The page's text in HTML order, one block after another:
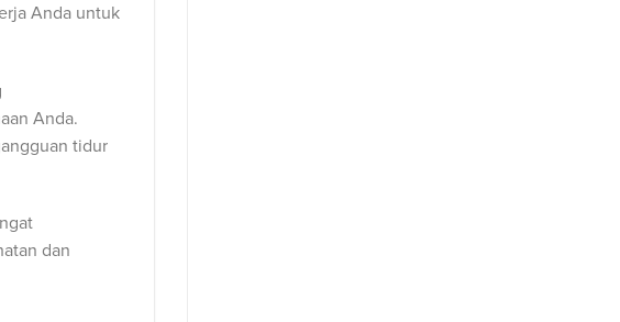
Anda untuk
Anda.
tidur
dan